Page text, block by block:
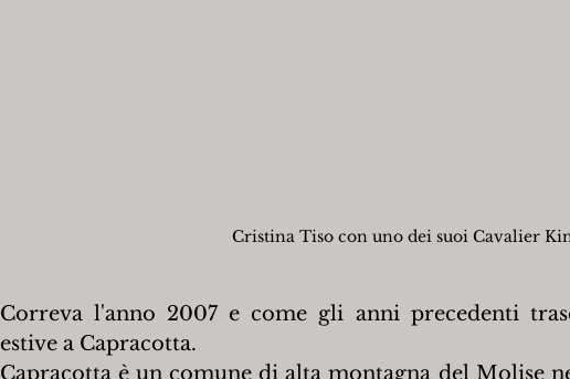
Cristina Tiso con uno dei suoi Cavalier
Correva l'anno 2007 e come gli anni precedenti
estive a Capracotta.
Capracotta è un comune di alta montagna del Molise